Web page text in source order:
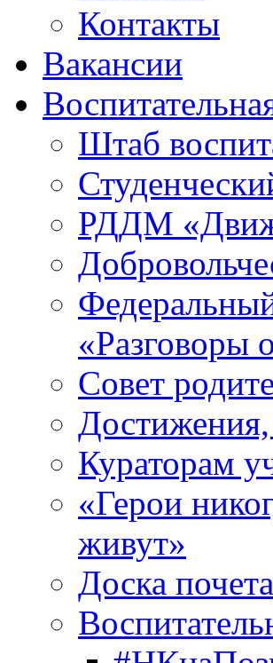
Контакты
Вакансии
Штаб
РДДМ
«Разговоры
Совет
Кураторам
«Герои
живут»
Доска почета